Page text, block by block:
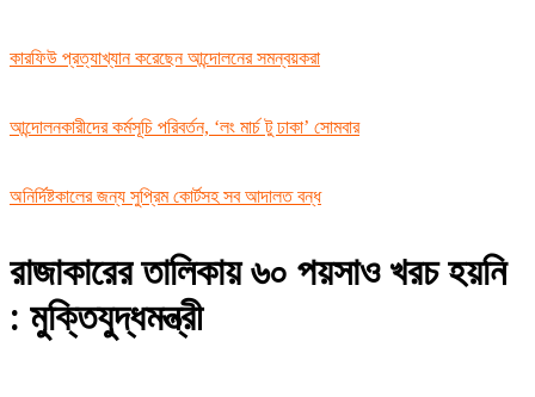
কারফিউ প্রত্যাখ্যান করেছেন আন্দোলনের সমন্বয়করা
আন্দোলনকারীদের কর্মসূচি পরিবর্তন, ‘লং মার্চ টু ঢাকা’ সোমবার
অনির্দিষ্টকালের জন্য সুপ্রিম কোর্টসহ সব আদালত বন্ধ
রাজাকারের তালিকায় ৬০ পয়সাও খরচ হয়নি
: মুক্তিযুদ্ধমন্ত্রী